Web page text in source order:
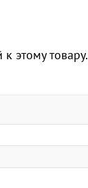
этому товару.